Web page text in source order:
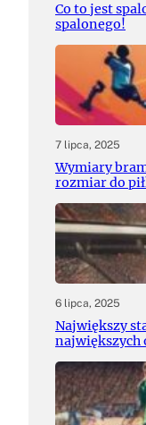
Co to jest
spalonego!
7 lipca, 2025
Wymiary
rozmiar do
6 lipca, 2025
Największy
największych